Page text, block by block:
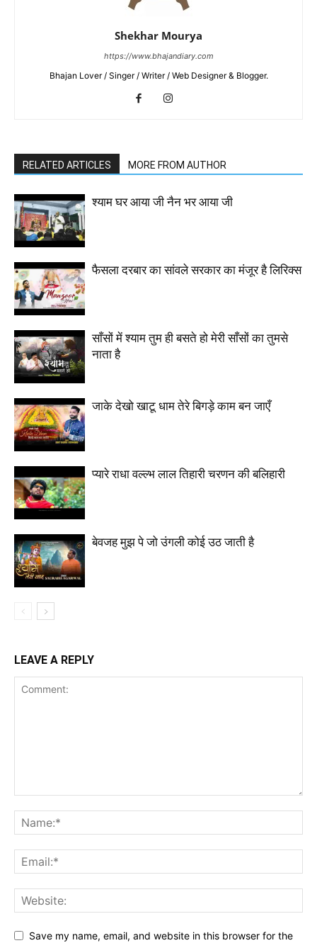
Shekhar Mourya
https://www.bhajandiary.com
Bhajan Lover / Singer / Writer / Web Designer & Blogger.
RELATED ARTICLES MORE FROM AUTHOR
श्याम घर आया जी नैन भर आया जी
फैसला दरबार का सांवले सरकार का मंजूर है लिरिक्स
साँसों में श्याम तुम ही बसते हो मेरी साँसों का तुमसे
नाता है
जाके देखो खाटू धाम तेरे बिगड़े काम बन जाएँ
प्यारे राधा वल्ल्भ लाल तिहारी चरणन की बलिहारी
बेवजह मुझ पे जो उंगली कोई उठ जाती है
LEAVE A REPLY
Save my name, email, and website in this browser for the